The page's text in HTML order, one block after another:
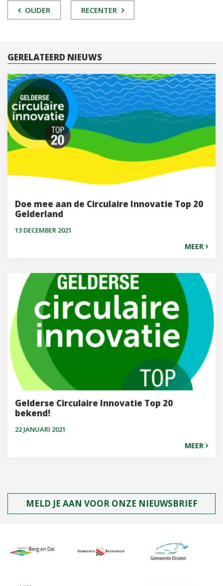
POST
OUDER RECENTER
GERELATEERD NIEUWS
Doe mee aan de Circulaire Innovatie Top 20
Gelderland
13 DECEMBER 2021
MEER
Gelderse Circulaire Innovatie Top 20
bekend!
22 JANUARI 2021
MEER
MELD JE AAN VOOR ONZE NIEUWSBRIEF